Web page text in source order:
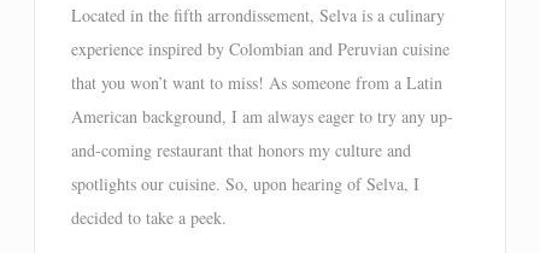
Located in the fifth arrondissement, Selva is a culinary
experience inspired by Colombian and Peruvian cuisine
that you won’t want to miss! As someone from a Latin
American background, I am always eager to try any up-
and-coming restaurant that honors my culture and
spotlights our cuisine. So, upon hearing of Selva, I
decided to take a peek.